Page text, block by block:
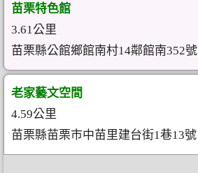
苗栗特色館
3.61公里
苗栗縣公館鄉館南村14鄰館南352號
老家藝文空間
4.59公里
苗栗縣苗栗市中苗里建台街1巷13號